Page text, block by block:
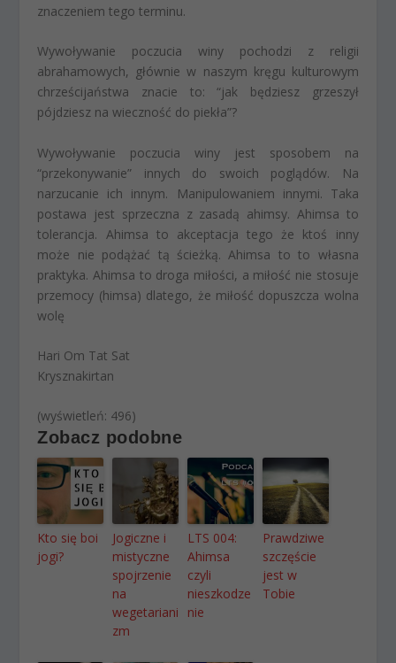
znaczeniem tego terminu.
Wywoływanie poczucia winy pochodzi z religii
abrahamowych, głównie w naszym kręgu kulturowym
chrześcijaństwa znacie to: “jak będziesz grzeszył
pójdziesz na wieczność do piekła”?
Wywoływanie poczucia winy jest sposobem na
“przekonywanie” innych do swoich poglądów. Na
narzucanie ich innym. Manipulowaniem innymi. Taka
postawa jest sprzeczna z zasadą ahimsy. Ahimsa to
tolerancja. Ahimsa to akceptacja tego że ktoś inny
może nie podążać tą ścieżką. Ahimsa to to własna
praktyka. Ahimsa to droga miłości, a miłość nie stosuje
przemocy (himsa) dlatego, że miłość dopuszcza wolna
wolę
Hari Om Tat Sat
Krysznakirtan
(wyświetleń: 496)
Zobacz podobne
Kto się boi
jogi?
Jogiczne i
mistyczne
spojrzenie
na
wegetariani
zm
LTS 004:
Ahimsa
czyli
nieszkodze
nie
Prawdziwe
szczęście
jest w
Tobie